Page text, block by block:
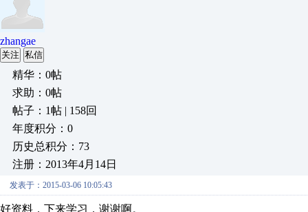
zhangae
关注 私信
精华：0帖
求助：0帖
帖子：1帖 | 158回
年度积分：0
历史总积分：73
注册：2013年4月14日
发表于：2015-03-06 10:05:43
好资料，下来学习，谢谢啊。